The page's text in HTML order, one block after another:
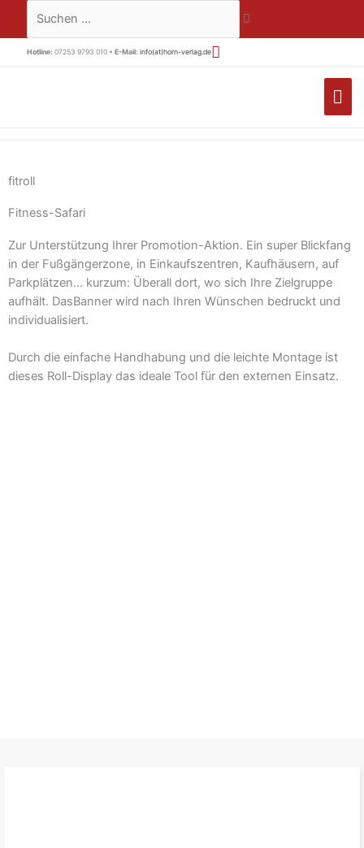
springen
Suchen …
Hotline: 07253 9793 010 • E-Mail: info(at)horn-verlag.de
fitroll
Fitness-Safari
Zur Unterstützung Ihrer Promotion-Aktion. Ein super Blickfang
in der Fußgängerzone, in Einkaufszentren, Kaufhäusern, auf
Parkplätzen… kurzum: Überall dort, wo sich Ihre Zielgruppe
aufhält. DasBanner wird nach Ihren Wünschen bedruckt und
individualisiert.
Durch die einfache Handhabung und die leichte Montage ist
dieses Roll-Display das ideale Tool für den externen Einsatz.